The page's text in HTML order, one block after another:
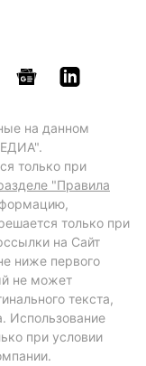
на данном
только при
"Правила
только при
на Сайт
ниже первого
не может
текста,
Использование
при условии